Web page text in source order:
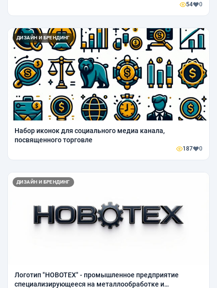
54 0
ДИЗАЙН И БРЕНДИНГ
Набор иконок для социального медиа канала,
посвященного торговле
187 0
ДИЗАЙН И БРЕНДИНГ
Логотип "HOBOTEX" - промышленное предприятие
специализирующееся на металлообработке и